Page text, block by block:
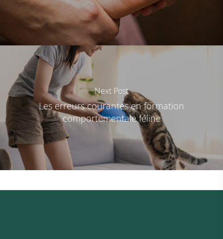
Next Post
Les erreurs courantes en formation
comportementale féline